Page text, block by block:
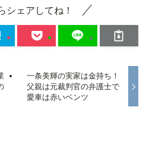
シェアしてね！
一条美輝の実家は金持ち！
父親は元裁判官の弁護士で
愛車は赤いベンツ